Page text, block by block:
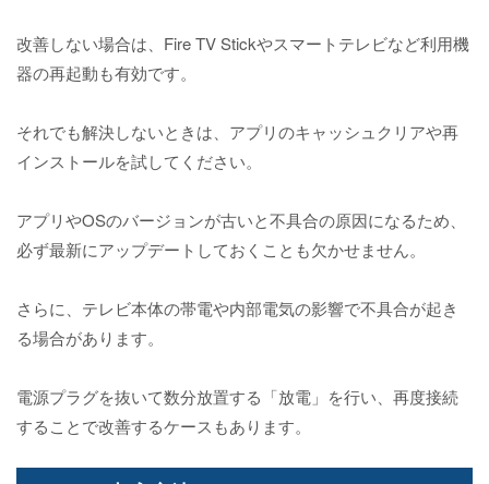
改善しない場合は、Fire TV Stickやスマートテレビなど利用機
器の再起動も有効です。
それでも解決しないときは、アプリのキャッシュクリアや再
インストールを試してください。
アプリやOSのバージョンが古いと不具合の原因になるため、
必ず最新にアップデートしておくことも欠かせません。
さらに、テレビ本体の帯電や内部電気の影響で不具合が起き
る場合があります。
電源プラグを抜いて数分放置する「放電」を行い、再度接続
することで改善するケースもあります。